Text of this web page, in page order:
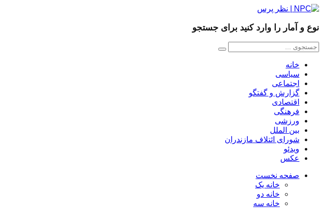
نوع و آمار را وارد کنید برای جستجو
خانه
سیاسی
اجتماعی
گزارش و گفتگو
اقتصادی
فرهنگی
ورزشی
بین الملل
شورای ائتلاف مازندران
ویدئو
عکس
صفحه نخست
خانه یک
خانه دو
خانه سه